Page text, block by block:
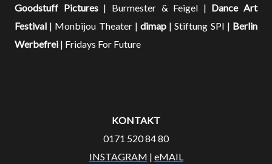
Goodstuff Pictures| Burmester & Feigel | Dance Art
Festival | Monbijou Theater | dimap | Stiftung SPI | Berlin
Werbefrei | Fridays For Future
KONTAKT
0171 520 84 80
INSTAGRAM | eMAIL